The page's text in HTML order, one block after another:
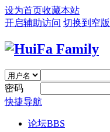
设为首页收藏本站
开启辅助访问 切换到窄版
密码
快捷导航
论坛BBS